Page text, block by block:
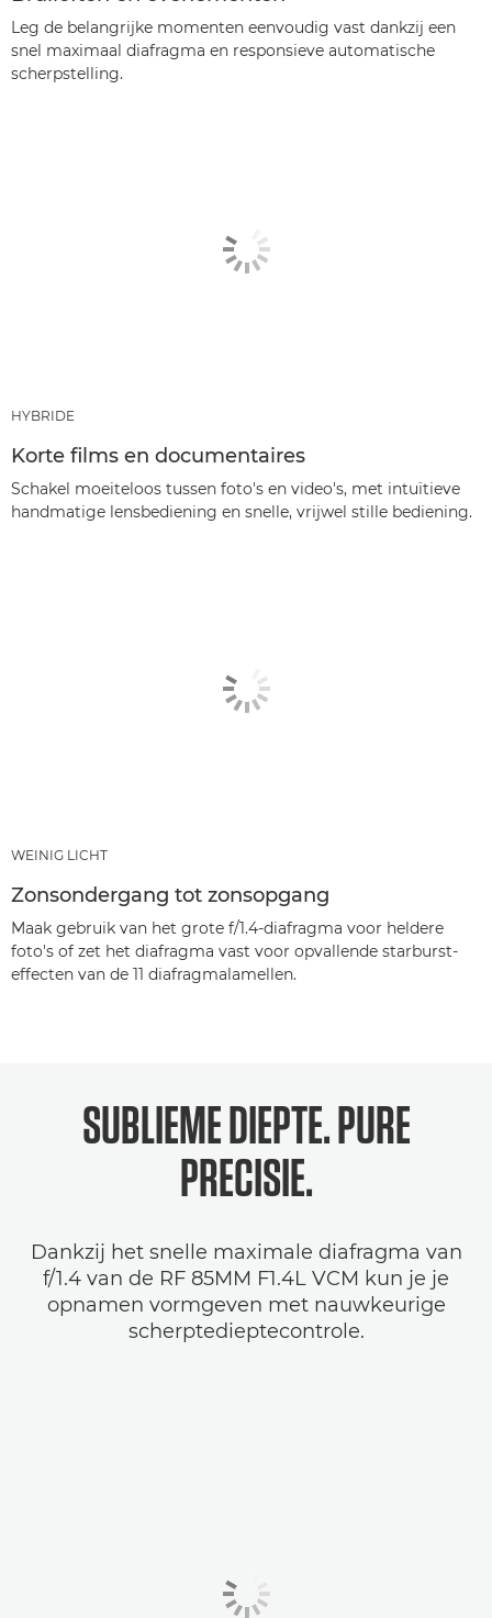
Leg de belangrijke momenten eenvoudig vast dankzij een
snel maximaal diafragma en responsieve automatische
scherpstelling.
HYBRIDE
Korte films en documentaires
Schakel moeiteloos tussen foto's en video's, met intuïtieve
handmatige lensbediening en snelle, vrijwel stille bediening.
WEINIG LICHT
Zonsondergang tot zonsopgang
Maak gebruik van het grote f/1.4-diafragma voor heldere
foto's of zet het diafragma vast voor opvallende starburst-
effecten van de 11 diafragmalamellen.
SUBLIEME DIEPTE. PURE
PRECISIE.
Dankzij het snelle maximale diafragma van
f/1.4 van de RF 85MM F1.4L VCM kun je je
opnamen vormgeven met nauwkeurige
scherptedieptecontrole.